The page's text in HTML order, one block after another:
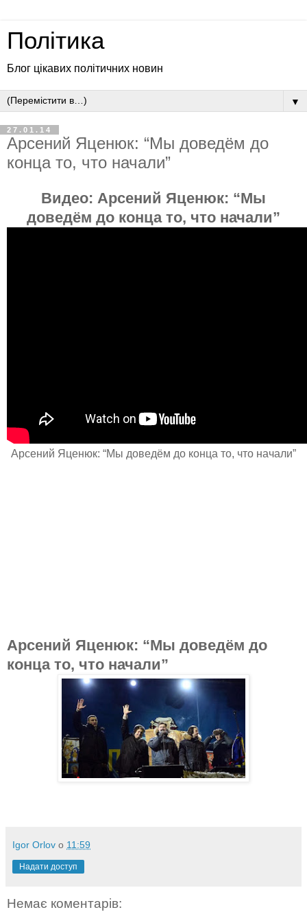
Політика
Блог цікавих політичних новин
▼
27.01.14
Арсений Яценюк: “Мы доведём до
конца то, что начали”
Видео: Арсений Яценюк: “Мы
доведём до конца то, что начали”
Арсений Яценюк: “Мы доведём до конца то, что начали”
Арсений Яценюк: “Мы доведём до
конца то, что начали”
Igor Orlov о 11:59
Надати доступ
Немає коментарів: